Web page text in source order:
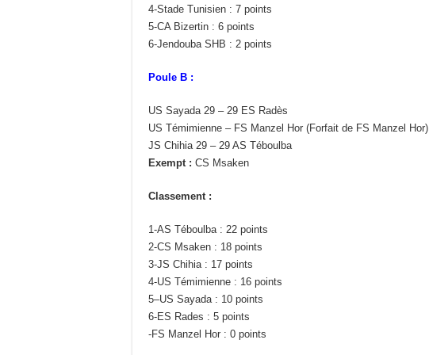
4-Stade Tunisien : 7 points
5-CA Bizertin : 6 points
6-Jendouba SHB : 2 points
Poule B :
US Sayada 29 – 29 ES Radès
US Témimienne – FS Manzel Hor (Forfait de FS Manzel Hor)
JS Chihia 29 – 29 AS Téboulba
Exempt : CS Msaken
Classement :
1-AS Téboulba : 22 points
2-CS Msaken : 18 points
3-JS Chihia : 17 points
4-US Témimienne : 16 points
5–US Sayada : 10 points
6-ES Rades : 5 points
-FS Manzel Hor : 0 points